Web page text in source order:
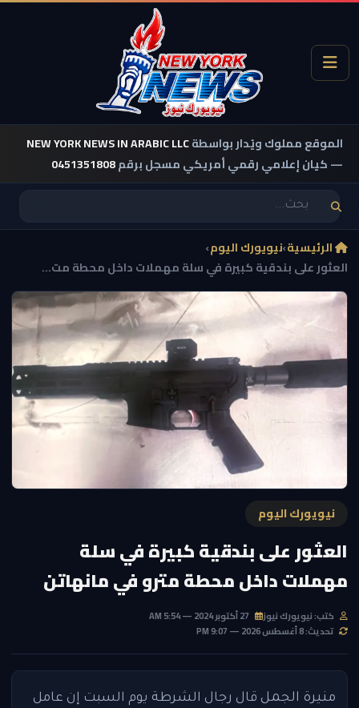
الموقع مملوك ويُدار بواسطةNEW YORK NEWS IN ARABIC LLC
— كيان إعلامي رقمي أمريكي مسجل برقم0451351808
الرئيسية›نيويورك اليوم›
العثور على بندقية كبيرة في سلة مهملات داخل محطة مت...
نيويورك اليوم
العثور على بندقية كبيرة في سلة
مهملات داخل محطة مترو في مانهاتن
كتب: نيويورك نيوز
تحديث: 8 أغسطس 2026 — 9:07 PM
منيرة الجمل قال رجال الشرطة يوم السبت إن عامل